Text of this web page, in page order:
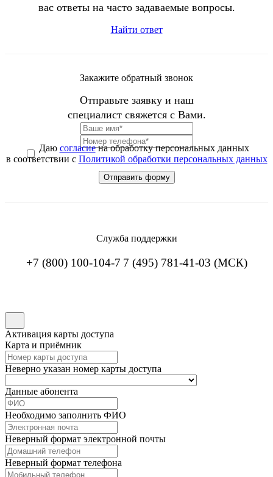
вас ответы на часто задаваемые вопросы.
Найти ответ
Закажите обратный звонок
Отправьте заявку и наш
специалист свяжется с Вами.
Даю согласиена обработку персональных данных
в соответствии с Политикой обработки персональных данных
Служба поддержки
+7 (800) 100-104-7 7 (495) 781-41-03 (МСК)
Активация карты доступа
Карта и приёмник
Неверно указан номер карты доступа
Данные абонента
Необходимо заполнить ФИО
Неверный формат электронной почты
Неверный формат телефона